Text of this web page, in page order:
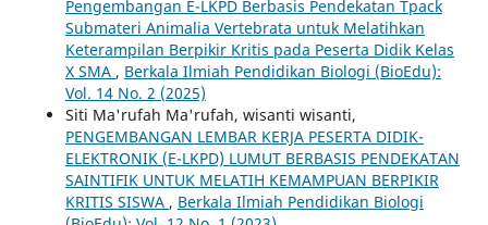
Pengembangan E-LKPD Berbasis Pendekatan Tpack
Submateri Animalia Vertebrata untuk Melatihkan
Keterampilan Berpikir Kritis pada Peserta Didik Kelas
X SMA , Berkala Ilmiah Pendidikan Biologi (BioEdu):
Vol. 14 No. 2 (2025)
Siti Ma'rufah Ma'rufah, wisanti wisanti,
PENGEMBANGAN LEMBAR KERJA PESERTA DIDIK-
ELEKTRONIK (E-LKPD) LUMUT BERBASIS PENDEKATAN
SAINTIFIK UNTUK MELATIH KEMAMPUAN BERPIKIR
KRITIS SISWA , Berkala Ilmiah Pendidikan Biologi